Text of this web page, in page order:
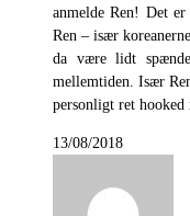
anmelde Ren! Det
Ren – især
da være lidt
mellemtiden. Især
personligt ret hooked
13/08/2018